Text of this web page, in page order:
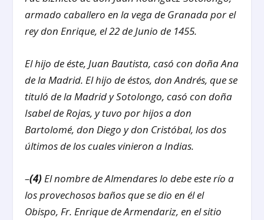
armado caballero en la vega de Granada por el
rey don Enrique, el 22 de Junio de 1455.
El hijo de éste, Juan Bautista, casó con doña Ana
de la Madrid. El hijo de éstos, don Andrés, que se
tituló de la Madrid y Sotolongo, casó con doña
Isabel de Rojas, y tuvo por hijos a don
Bartolomé, don Diego y don Cristóbal, los dos
últimos de los cuales vinieron a Indias.
–(4)El nombre de Almendares lo debe este río a
los provechosos baños que se dio en él el
Obispo, Fr. Enrique de Armendariz, en el sitio